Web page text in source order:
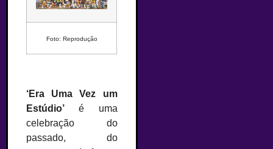
Foto: Reprodução
‘Era Uma Vez um
Estúdio’ é uma
celebração do
passado, do